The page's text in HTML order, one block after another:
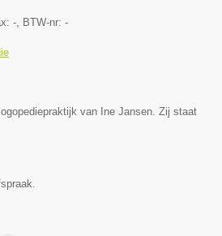
-, BTW-nr: -
van Ine Jansen. Zij staat